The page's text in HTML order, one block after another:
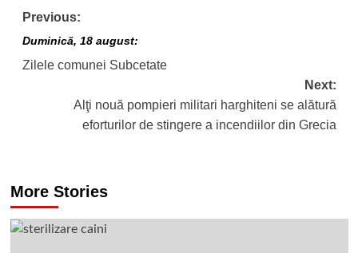
Post
navigation
Previous:
Duminică, 18 august:
Zilele comunei Subcetate
Next:
Alţi nouă pompieri militari harghiteni se alătură
eforturilor de stingere a incendiilor din Grecia
More Stories